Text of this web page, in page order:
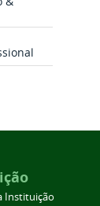
Instituição